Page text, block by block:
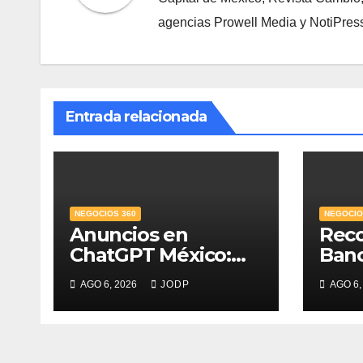
agencias Prowell Media y
Entrada relacionada
NEGOCIOS 360
Anuncios en
ChatGPT México:
¿quién los verá y
qué pasará con las
conversaciones?
AGO 6, 2026 JODP
del
AGO